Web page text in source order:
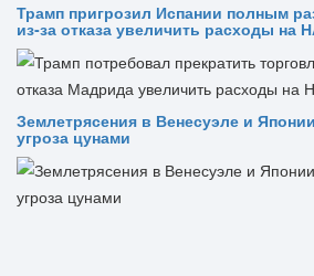
Трамп пригрозил Испании полным
из‑за отказа увеличить расходы на
Землетрясения в Венесуэле и
угроза цунами